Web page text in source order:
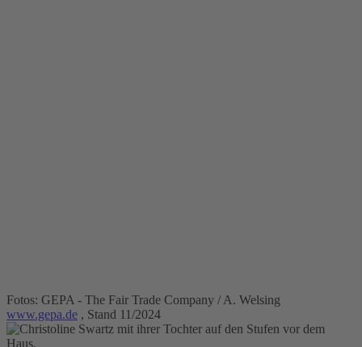
Fotos: GEPA - The Fair Trade Company / A. Welsing
www.gepa.de , Stand 11/2024